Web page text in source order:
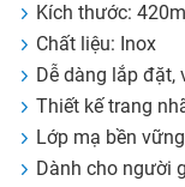
Kích thước:
Chất liệu: Inox
Dễ dàng lắp đặt,
Thiết kế trang
Lớp mạ bền
Dành cho người